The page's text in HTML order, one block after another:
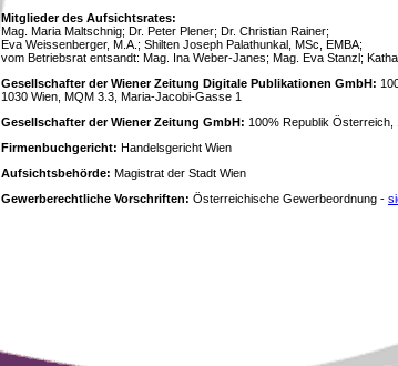
Mitglieder des Aufsichtsrates:
Mag. Maria Maltschnig; Dr. Peter Plener; Dr. Christian Rainer;
Eva Weissenberger, M.A.; Shilten Joseph Palathunkal, MSc, EMBA;
vom Betriebsrat entsandt: Mag. Ina Weber-Janes; Mag. Eva Stanzl;
Gesellschafter der Wiener Zeitung Digitale Publikationen GmbH:
1030 Wien, MQM 3.3, Maria-Jacobi-Gasse 1
Gesellschafter der Wiener Zeitung GmbH: 100% Republik Österreich,
Firmenbuchgericht: Handelsgericht Wien
Aufsichtsbehörde: Magistrat der Stadt Wien
Gewerberechtliche Vorschriften: Österreichische Gewerbeordnung -